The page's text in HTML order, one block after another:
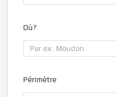
Où?
Périmètre